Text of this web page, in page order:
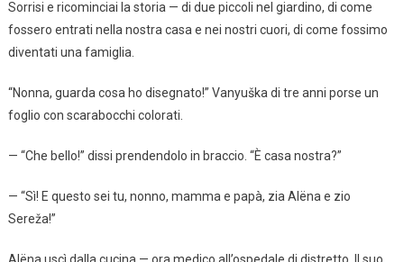
Sorrisi e ricominciai la storia — di due piccoli nel giardino, di come
fossero entrati nella nostra casa e nei nostri cuori, di come fossimo
diventati una famiglia.
“Nonna, guarda cosa ho disegnato!” Vanyuška di tre anni porse un
foglio con scarabocchi colorati.
— “Che bello!” dissi prendendolo in braccio. “È casa nostra?”
— “Sì! E questo sei tu, nonno, mamma e papà, zia Alëna e zio
Sereža!”